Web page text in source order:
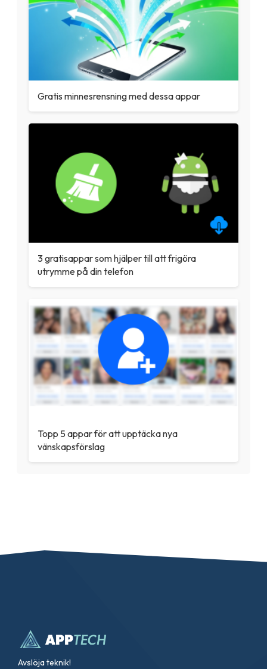
Gratis minnesrensning med dessa appar
3 gratisappar som hjälper till att frigöra
utrymme på din telefon
Topp 5 appar för att upptäcka nya
vänskapsförslag
Avslöja teknik!